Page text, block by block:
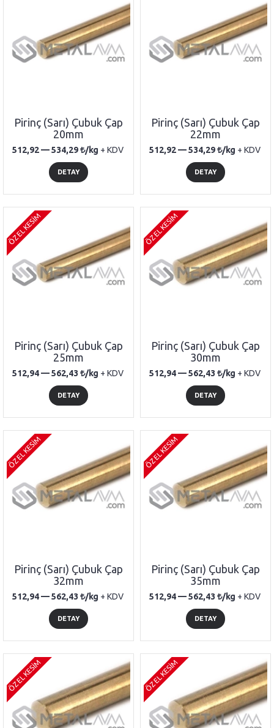
Pirinç (Sarı) Çubuk Çap
20mm
512,92 —534,29 /kg + KDV
DETAY
Pirinç (Sarı) Çubuk Çap
22mm
512,92 —534,29 /kg + KDV
DETAY
ÖZEL KESİM
Pirinç (Sarı) Çubuk Çap
25mm
512,94 —562,43 /kg + KDV
DETAY
ÖZEL KESİM
Pirinç (Sarı) Çubuk Çap
30mm
512,94 —562,43 /kg + KDV
DETAY
ÖZEL KESİM
Pirinç (Sarı) Çubuk Çap
32mm
512,94 —562,43 /kg + KDV
DETAY
ÖZEL KESİM
Pirinç (Sarı) Çubuk Çap
35mm
512,94 —562,43 /kg + KDV
DETAY
ÖZEL KESİM ÖZEL KESİM